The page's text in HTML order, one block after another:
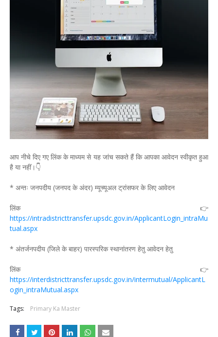
आप नीचे दिए गए लिंक के माध्यम से यह जांच सकते हैं कि आपका आवेदन स्वीकृत हुआ
है या नहीं।👇
* अन्तः जनपदीय (जनपद के अंदर) म्यूच्यूअल ट्रांसफर के लिए आवेदन
लिंक 👉
https://intradistricttransfer.upsdc.gov.in/ApplicantLogin_intraMu
tual.aspx
* अंतर्जनपदीय (जिले के बाहर) पारस्परिक स्थानांतरण हेतु आवेदन हेतु
लिंक 👉
https://interdistricttransfer.upsdc.gov.in/intermutual/ApplicantL
ogin_intraMutual.aspx
Tags: Primary Ka Master